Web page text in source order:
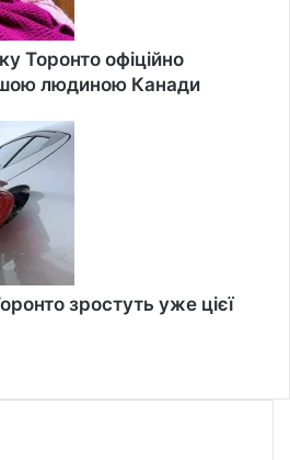
Торонто офіційно
людиною Канади
зростуть уже цієї